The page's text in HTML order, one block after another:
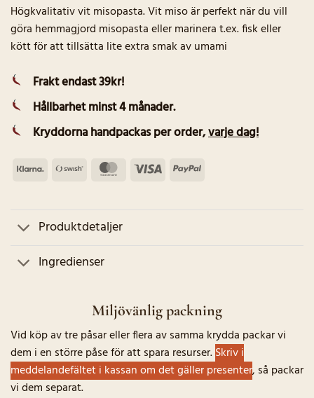
Högkvalitativ vit misopasta. Vit miso är perfekt när du vill
göra hemmagjord misopasta eller marinera t.ex. fisk eller
kött för att tillsätta lite extra smak av umami
Frakt endast 39kr!
Hållbarhet minst 4 månader.
Kryddorna handpackas per order,varje dag!
Klarna Swish
MasterCard
Visa PayPal
Produktdetaljer
Ingredienser
Miljövänlig packning
Vid köp av tre påsar eller flera av samma krydda packar vi
dem i en större påse för att spara resurser.Skriv i
meddelandefältet i kassan om det gäller presenter, så packar
vi dem separat.